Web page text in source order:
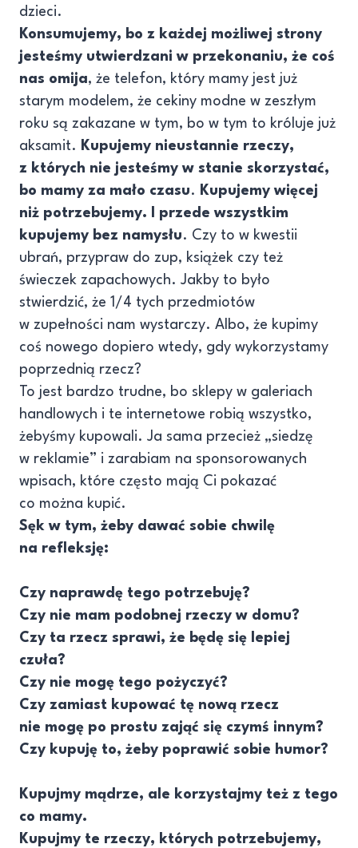
dzieci.
Konsumujemy, bo z każdej możliwej strony
jesteśmy utwierdzani w przekonaniu, że coś
nas omija, że telefon, który mamy jest już
starym modelem, że cekiny modne w zeszłym
roku są zakazane w tym, bo w tym to króluje już
aksamit.
Kupujemy nieustannie rzeczy,
z których nie jesteśmy w stanie skorzystać,
bo mamy za mało czasu.
Kupujemy więcej
niż potrzebujemy. I przede wszystkim
kupujemy bez namysłu. Czy to w kwestii
ubrań, przypraw do zup, książek czy też
świeczek zapachowych. Jakby to było
stwierdzić, że 1/4 tych przedmiotów
w zupełności nam wystarczy. Albo, że kupimy
coś nowego dopiero wtedy, gdy wykorzystamy
poprzednią rzecz?
To jest bardzo trudne, bo sklepy w galeriach
handlowych i te internetowe robią wszystko,
żebyśmy kupowali. Ja sama przecież „siedzę
w reklamie” i zarabiam na sponsorowanych
wpisach, które często mają Ci pokazać
co można kupić.
Sęk w tym, żeby dawać sobie chwilę
na refleksję:
Czy naprawdę tego potrzebuję?
Czy nie mam podobnej rzeczy w domu?
Czy ta rzecz sprawi, że będę się lepiej
czuła?
Czy nie mogę tego pożyczyć?
Czy zamiast kupować tę nową rzecz
nie mogę po prostu zająć się czymś innym?
Czy kupuję to, żeby poprawić sobie humor?
Kupujmy mądrze, ale korzystajmy też z tego
co mamy.
Kupujmy te rzeczy, których potrzebujemy,